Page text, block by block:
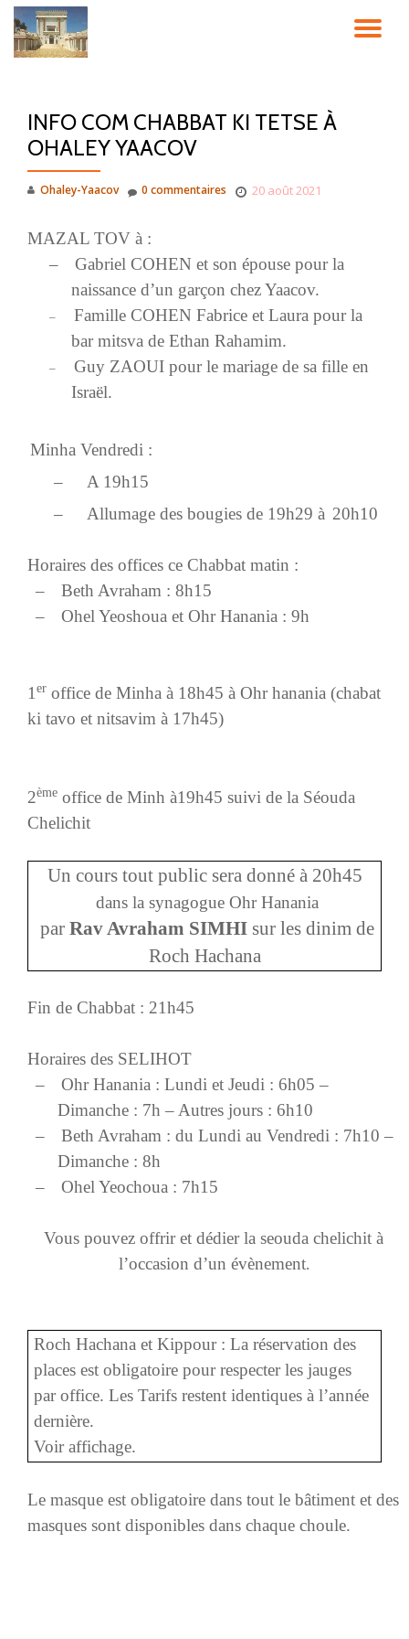
Aller
INFO COM CHABBAT KI TETSE À
OHALEY YAACOV
Ohaley-Yaacov 20 août 2021
0 commentaires
MAZAL TOV à :
–
Gabriel COHEN et son épouse pour la
naissance d’un garçon chez Yaacov.
–
Famille COHEN Fabrice et Laura pour la
bar mitsva de Ethan Rahamim.
–
Guy ZAOUI pour le mariage de sa fille en
Israël.
Minha Vendredi :
–
A 19h15
–
Allumage des bougies de 19h29 à 20h10
Horaires des offices ce Chabbat matin :
–
Beth Avraham : 8h15
–
Ohel Yeoshoua et Ohr Hanania : 9h
1 er office de Minha à 18h45 à Ohr hanania (chabat
ki tavo et nitsavim à 17h45)
2ème office de Minh à19h45 suivi de la Séouda
Chelichit
Un cours tout public sera donné à 20h45
dans la synagogue Ohr Hanania
par Rav Avraham SIMHI sur les dinim de
Roch Hachana
Fin de Chabbat : 21h45
Horaires des SELIHOT
–
Ohr Hanania : Lundi et Jeudi : 6h05 –
Dimanche : 7h – Autres jours : 6h10
–
Beth Avraham : du Lundi au Vendredi : 7h10 –
Dimanche : 8h
–
Ohel Yeochoua : 7h15
Vous pouvez offrir et dédier la seouda chelichit à
l’occasion d’un évènement.
Roch Hachana et Kippour : La réservation des
places est obligatoire pour respecter les jauges
par office. Les Tarifs restent identiques à l’année
dernière.
Voir affichage.
Le masque est obligatoire dans tout le bâtiment et des
masques sont disponibles dans chaque choule.